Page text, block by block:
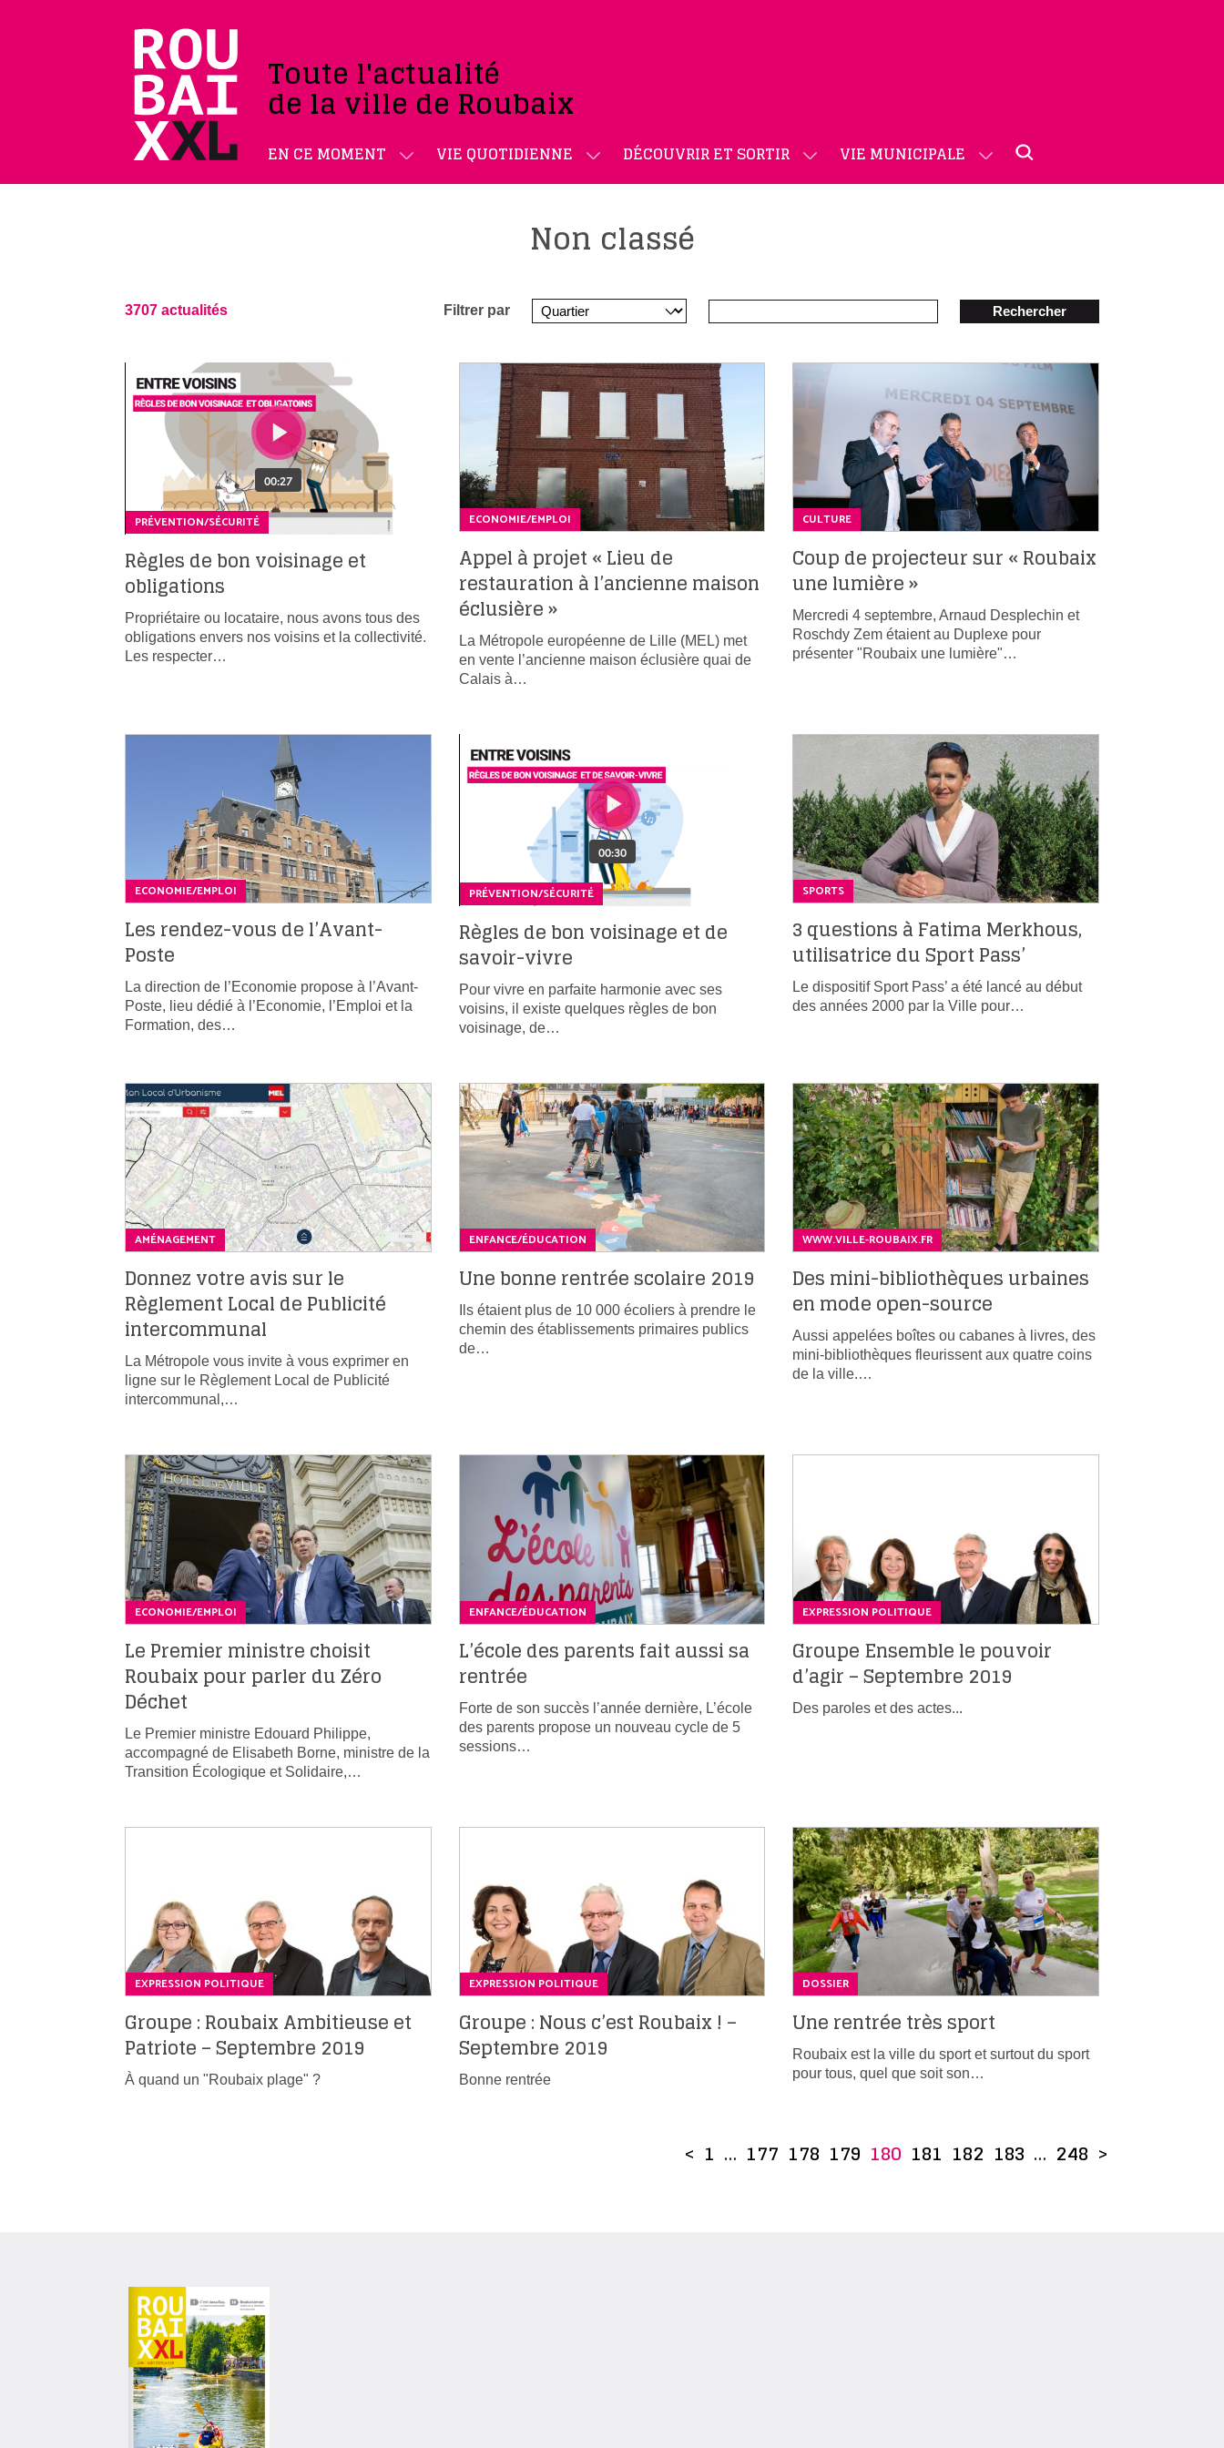
Toute l'actualité
de la ville de Roubaix
EN CE MOMENT VIE QUOTIDIENNE DÉCOUVRIR ET SORTIR VIE MUNICIPALE
Non classé
3707 actualités Filtrer par Rechercher
PRÉVENTION/SÉCURITÉ
Règles de bon voisinage et
obligations
Propriétaire ou locataire, nous avons tous des
obligations envers nos voisins et la collectivité.
Les respecter…
ECONOMIE/EMPLOI
Appel à projet « Lieu de
restauration à l’ancienne maison
éclusière »
La Métropole européenne de Lille (MEL) met
en vente l’ancienne maison éclusière quai de
Calais à…
CULTURE
Coup de projecteur sur « Roubaix
une lumière »
Mercredi 4 septembre, Arnaud Desplechin et
Roschdy Zem étaient au Duplexe pour
présenter "Roubaix une lumière"…
ECONOMIE/EMPLOI
Les rendez-vous de l’Avant-
Poste
La direction de l’Economie propose à l’Avant-
Poste, lieu dédié à l’Economie, l’Emploi et la
Formation, des…
PRÉVENTION/SÉCURITÉ
Règles de bon voisinage et de
savoir-vivre
Pour vivre en parfaite harmonie avec ses
voisins, il existe quelques règles de bon
voisinage, de…
SPORTS
3 questions à Fatima Merkhous,
utilisatrice du Sport Pass’
Le dispositif Sport Pass’ a été lancé au début
des années 2000 par la Ville pour…
AMÉNAGEMENT
Donnez votre avis sur le
Règlement Local de Publicité
intercommunal
La Métropole vous invite à vous exprimer en
ligne sur le Règlement Local de Publicité
intercommunal,…
ENFANCE/ÉDUCATION
Une bonne rentrée scolaire 2019
Ils étaient plus de 10 000 écoliers à prendre le
chemin des établissements primaires publics
de…
WWW.VILLE-ROUBAIX.FR
Des mini-bibliothèques urbaines
en mode open-source
Aussi appelées boîtes ou cabanes à livres, des
mini-bibliothèques fleurissent aux quatre coins
de la ville.…
ECONOMIE/EMPLOI
Le Premier ministre choisit
Roubaix pour parler du Zéro
Déchet
Le Premier ministre Edouard Philippe,
accompagné de Elisabeth Borne, ministre de la
Transition Écologique et Solidaire,…
ENFANCE/ÉDUCATION
L’école des parents fait aussi sa
rentrée
Forte de son succès l’année dernière, L’école
des parents propose un nouveau cycle de 5
sessions…
EXPRESSION POLITIQUE
Groupe Ensemble le pouvoir
d’agir – Septembre 2019
Des paroles et des actes...
EXPRESSION POLITIQUE
Groupe : Roubaix Ambitieuse et
Patriote – Septembre 2019
À quand un "Roubaix plage" ?
EXPRESSION POLITIQUE
Groupe : Nous c’est Roubaix ! –
Septembre 2019
Bonne rentrée
DOSSIER
Une rentrée très sport
Roubaix est la ville du sport et surtout du sport
pour tous, quel que soit son…
< 1 … 177 178 179 180 181 182 183 … 248 >